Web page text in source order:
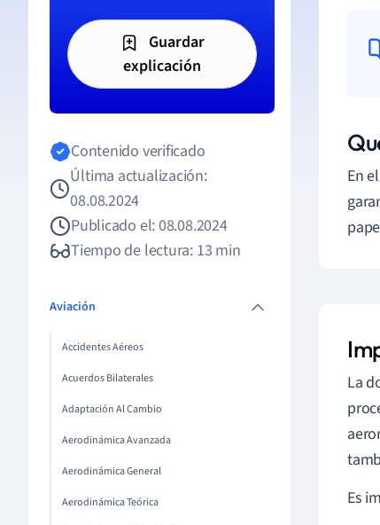
Guardar
explicación
Contenido verificado
Última actualización:
08.08.2024
Publicado el: 08.08.2024
Tiempo de lectura: 13 min
Aviación
Accidentes Aéreos
Acuerdos Bilaterales
Adaptación Al Cambio
Aerodinámica Avanzada
Aerodinámica General
Aerodinámica Teórica
En
La
Es